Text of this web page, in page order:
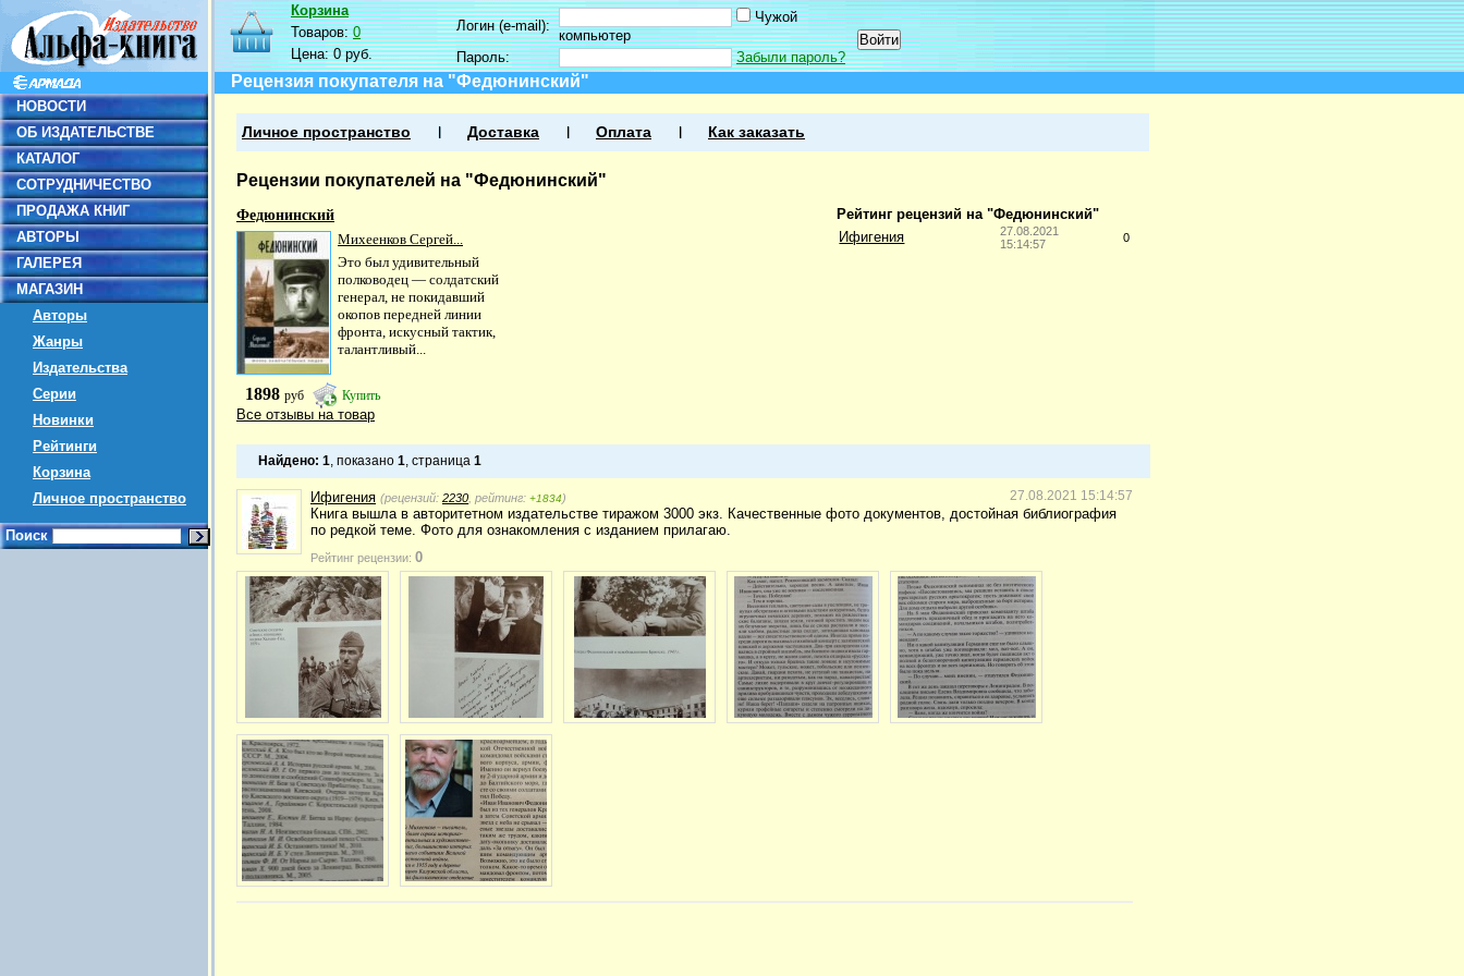
НОВОСТИ
ОБ ИЗДАТЕЛЬСТВЕ
КАТАЛОГ
СОТРУДНИЧЕСТВО
ПРОДАЖА КНИГ
АВТОРЫ
ГАЛЕРЕЯ
МАГАЗИН
Авторы
Жанры
Издательства
Серии
Новинки
Рейтинги
Корзина
Личное пространство
Поиск
Корзина
Товаров:0
Цена:0 руб.
Логин (e-mail):
Чужой
компьютер
Пароль:
Забыли пароль?
Рецензия покупателя на "Федюнинский"
Личное пространство Доставка Оплата Как заказать
Рецензии покупателей на "Федюнинский"
Рейтинг рецензий на "Федюнинский"
Ифигения
27.08.2021
15:14:57
0
Федюнинский
Михеенков Сергей...
Это был удивительный
полководец — солдатский
генерал, не покидавший
окопов передней линии
фронта, искусный тактик,
талантливый...
1898 руб Купить
Все отзывы на товар
Найдено: 1, показано 1, страница 1
27.08.2021 15:14:57
Ифигения (рецензий: 2230 , рейтинг: +1834)
Книга вышла в авторитетном издательстве тиражом 3000 экз. Качественные фото документов, достойная библиография
по редкой теме. Фото для ознакомления с изданием прилагаю.
Рейтинг рецензии: 0